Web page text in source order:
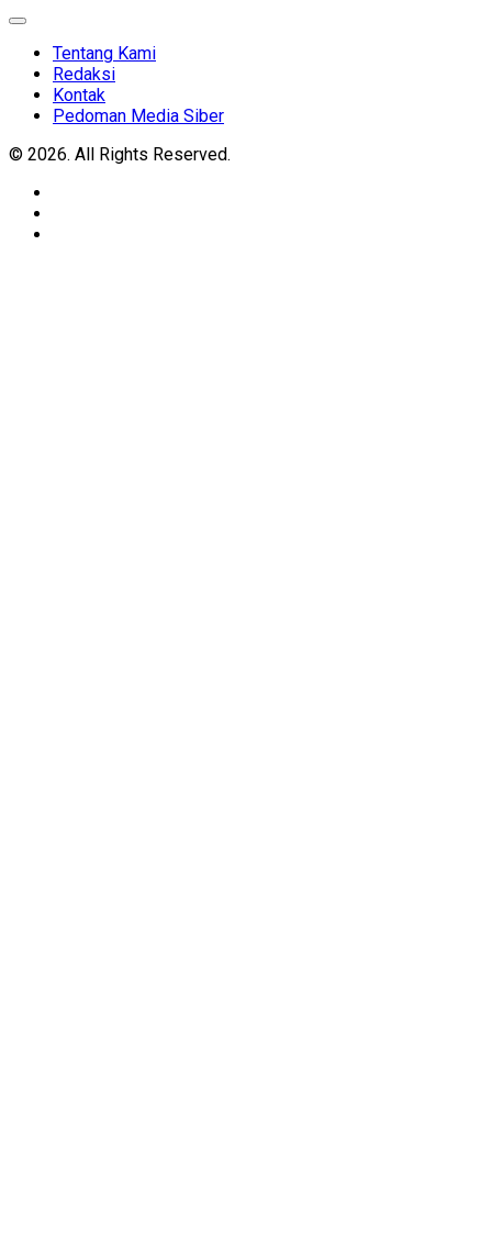
Expand
Tentang Kami
Redaksi
Kontak
Pedoman Media Siber
© 2026. All Rights Reserved.